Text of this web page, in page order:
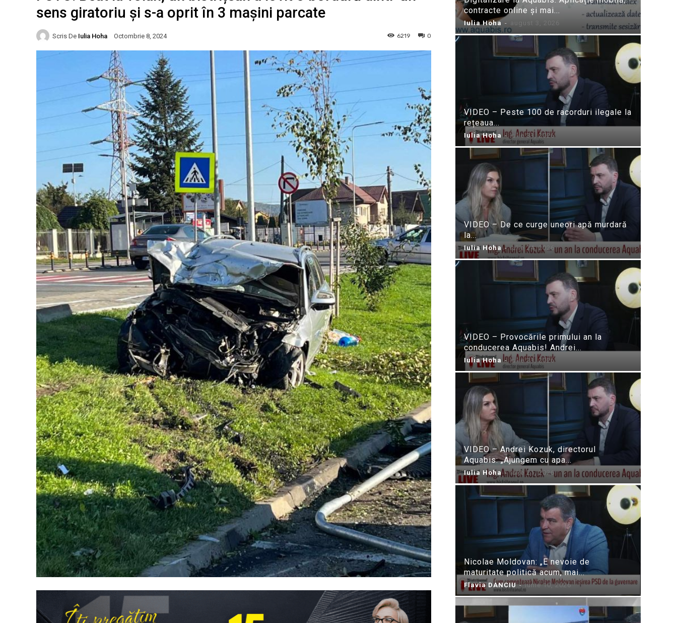
sens giratoriu și s-a oprit în 3 mașini parcate
Scris De Iulia Hoha Octombrie 8, 2024 0
6219
contracte online și mai...
Iulia Hoha - august 3, 2026
VIDEO – Peste 100 de racorduri ilegale la
rețeaua...
Iulia Hoha - iulie 31, 2026
VIDEO – De ce curge uneori apă murdară
la...
Iulia Hoha - iulie 24, 2026
VIDEO – Provocările primului an la
conducerea Aquabis! Andrei...
Iulia Hoha - iulie 21, 2026
VIDEO – Andrei Kozuk, directorul
Aquabis: „Ajungem cu apa...
Iulia Hoha - iulie 21, 2026
Nicolae Moldovan: „E nevoie de
maturitate politică acum, mai...
Flavia DANCIU - iunie 10, 2026